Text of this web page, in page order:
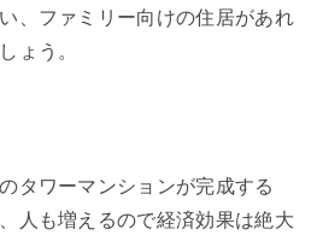
、ファミリー向けの住居があれ
ょう。
タワーマンションが完成する
人も増えるので経済効果は絶大